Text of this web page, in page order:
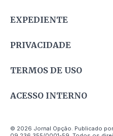
EXPEDIENTE
PRIVACIDADE
TERMOS DE USO
ACESSO INTERNO
© 2026 Jornal Opção. Publicado